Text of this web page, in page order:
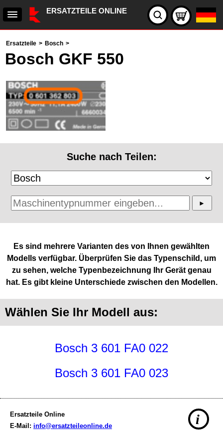
ERSATZTEILE ONLINE
Ersatzteile > Bosch >
Bosch GKF 550
Suche nach Teilen:
Es sind mehrere Varianten des von Ihnen gewählten
Modells verfügbar. Überprüfen Sie das Typenschild, um
zu sehen, welche Typenbezeichnung Ihr Gerät genau
hat. Es gibt kleine Unterschiede zwischen den Modellen.
Wählen Sie Ihr Modell aus:
Bosch 3 601 FA0 022
Bosch 3 601 FA0 023
Ersatzteile Online
E-Mail: info@ersatzteileonline.de i